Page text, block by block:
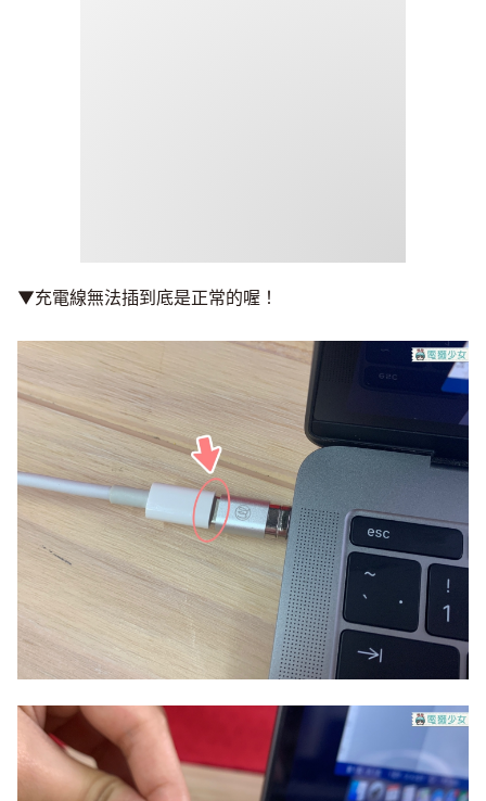
▼充電線無法插到底是正常的喔！